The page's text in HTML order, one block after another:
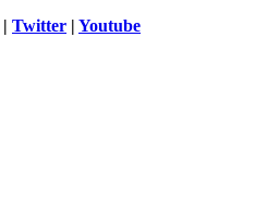
| Twitter | Youtube